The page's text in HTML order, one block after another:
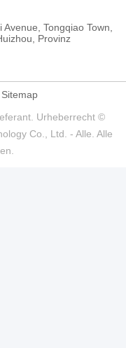
Tongqiao Town,
Provinz
Sitemap
Urheberrecht ©
Co., Ltd. - Alle. Alle